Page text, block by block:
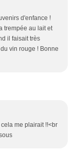
d'enfance !
trempée au lait et
il faisait très
vin rouge ! Bonne
me plairait !!<br